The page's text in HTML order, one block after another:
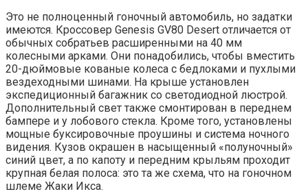
Это не полноценный гоночный автомобиль, но задатки
имеются. Кроссовер Genesis GV80 Desert отличается от
обычных собратьев расширенными на 40 мм
колесными арками. Они понадобились, чтобы вместить
20-дюймовые кованые колеса с бедлоками и пухлыми
вездеходными шинами. На крыше установлен
экспедиционный багажник со светодиодной люстрой.
Дополнительный свет также смонтирован в переднем
бампере и у лобового стекла. Кроме того, установлены
мощные буксировочные проушины и система ночного
видения. Кузов окрашен в насыщенный «полуночный»
синий цвет, а по капоту и передним крыльям проходит
крупная белая полоса: это та же схема, что на гоночном
шлеме Жаки Икса.